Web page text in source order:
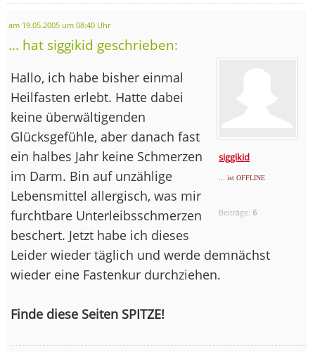
am 19.05.2005 um 08:40 Uhr
... hat siggikid geschrieben:
siggikid
... ist OFFLINE
Beiträge:6
Hallo, ich habe bisher einmal
Heilfasten erlebt. Hatte dabei
keine überwältigenden
Glücksgefühle, aber danach fast
ein halbes Jahr keine Schmerzen
im Darm. Bin auf unzählige
Lebensmittel allergisch, was mir
furchtbare Unterleibsschmerzen
beschert. Jetzt habe ich dieses
Leider wieder täglich und werde demnächst
wieder eine Fastenkur durchziehen.
Finde diese Seiten SPITZE!